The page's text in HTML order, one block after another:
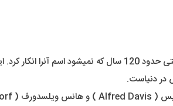
عملاً کسی داخل کشور یا دنیا نیست که اسم برند رولکس رو نشنیده باشد.
در دنیاست.